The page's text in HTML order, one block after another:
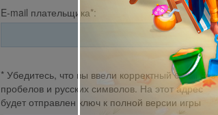
E-mail плательщика*:
* Убедитесь, что вы ввели корректный email без
пробелов и русских символов. На этот адрес
будет отправлен ключ к полной версии игры